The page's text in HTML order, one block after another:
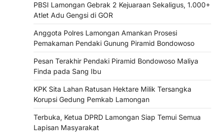
PBSI Lamongan Gebrak 2 Kejuaraan Sekaligus, 1.000+
Atlet Adu Gengsi di GOR
Anggota Polres Lamongan Amankan Prosesi
Pemakaman Pendaki Gunung Piramid Bondowoso
Pesan Terakhir Pendaki Piramid Bondowoso Maliya
Finda pada Sang Ibu
KPK Sita Lahan Ratusan Hektare Milik Tersangka
Korupsi Gedung Pemkab Lamongan
Terbuka, Ketua DPRD Lamongan Siap Temui Semua
Lapisan Masyarakat